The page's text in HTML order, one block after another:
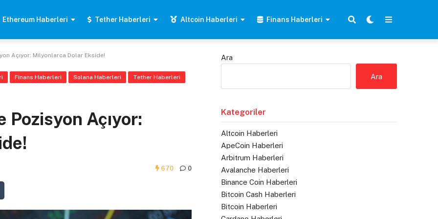
Ethereum Haberleri Tether Haberleri Altcoin Haberleri Finans Haberleri
Açıyor: Milyonlarca Dolar Ekside!
Finans Haberleri Solana Haberleri Tether Haberleri
Pozisyon Açıyor:
670 0
Ara
Ara
Kategoriler
Altcoin Haberleri
ApeCoin Haberleri
Arbitrum Haberleri
Avalanche Haberleri
Binance Coin Haberleri
Bitcoin Cash Haberleri
Bitcoin Haberleri